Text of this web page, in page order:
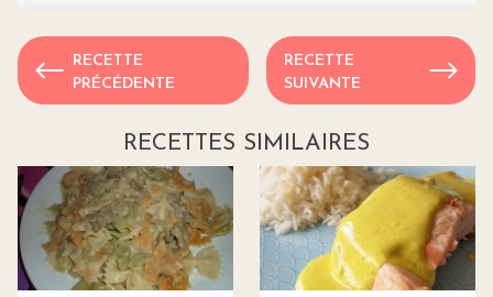
RECETTE
PRÉCÉDENTE
RECETTE
SUIVANTE
RECETTES SIMILAIRES